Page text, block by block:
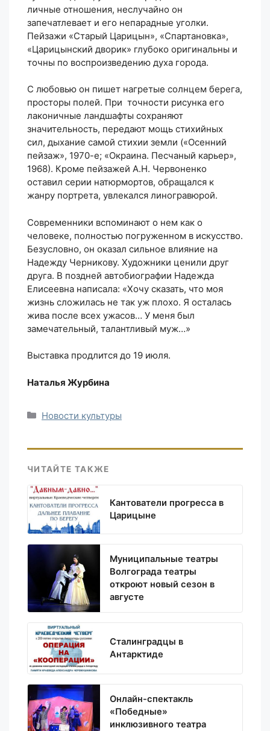
личные отношения, неслучайно он
запечатлевает и его непарадные уголки.
Пейзажи «Старый Царицын», «Спартановка»,
«Царицынский дворик» глубоко оригинальны и
точны по воспроизведению духа города.
С любовью он пишет нагретые солнцем берега,
просторы полей. При точности рисунка его
лаконичные ландшафты сохраняют
значительность, передают мощь стихийных
сил, дыхание самой стихии земли («Осенний
пейзаж», 1970-е; «Окраина. Песчаный карьер»,
1968). Кроме пейзажей А.Н. Червоненко
оставил серии натюрмортов, обращался к
жанру портрета, увлекался линогравюрой.
Современники вспоминают о нем как о
человеке, полностью погруженном в искусство.
Безусловно, он оказал сильное влияние на
Надежду Черникову. Художники ценили друг
друга. В поздней автобиографии Надежда
Елисеевна написала: «Хочу сказать, что моя
жизнь сложилась не так уж плохо. Я осталась
жива после всех ужасов… У меня был
замечательный, талантливый муж…»
Выставка продлится до 19 июля.
Наталья Журбина
Рубрики
Новости культуры
ЧИТАЙТЕ ТАКЖЕ
Кантователи прогресса в
Царицыне
Муниципальные театры
Волгограда театры
откроют новый сезон в
августе
Сталинградцы в
Антарктиде
Онлайн-спектакль
«Победные»
инклюзивного театра